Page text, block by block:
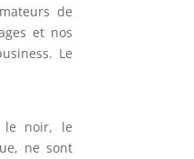
de
et nos
Le
le noir, le
ne sont